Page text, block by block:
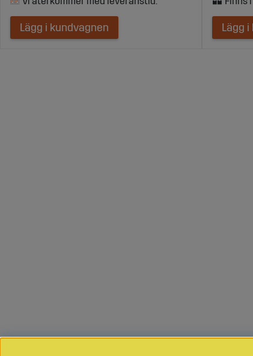
Lägg i kundvagnen Lägg